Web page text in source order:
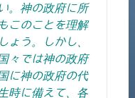
。神の政府に所
このことを理解
ょう。しかし、
々では神の政府
に神の政府の代
時に備えて、各